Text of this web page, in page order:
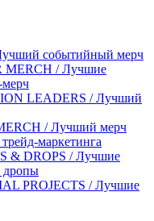
событийный мерч
MERCH / Лучшие
LEADERS / Лучший
/ Лучший мерч
маркетинга
& DROPS / Лучшие
дропы
PROJECTS / Лучшие